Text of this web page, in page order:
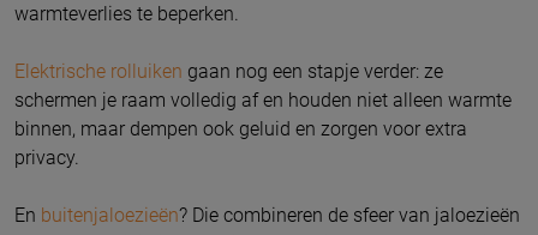
warmteverlies te beperken.
Elektrische rolluiken gaan nog een stapje verder: ze
schermen je raam volledig af en houden niet alleen warmte
binnen, maar dempen ook geluid en zorgen voor extra
privacy.
En buitenjaloezieën? Die combineren de sfeer van jaloezieën